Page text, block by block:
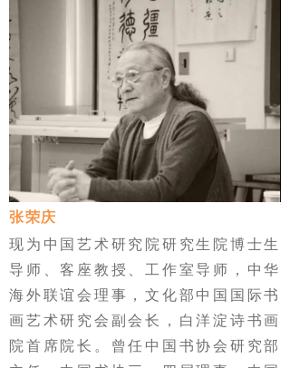
张荣庆
现为中国艺术研究院研究生院博士生
导师、客座教授、工作室导师，中华
海外联谊会理事，文化部中国国际书
画艺术研究会副会长，白洋淀诗书画
院首席院长。曾任中国书协会研究部